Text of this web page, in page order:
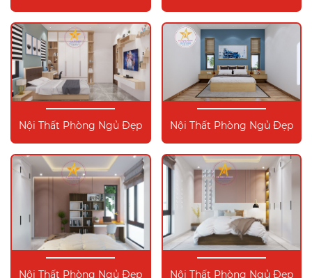
Nội Thất Phòng Ngủ Đẹp Nội Thất Phòng Ngủ Đẹp
Nội Thất Phòng Ngủ Đẹp Nội Thất Phòng Ngủ Đẹp